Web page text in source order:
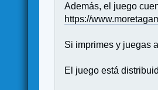
Además, el juego
https://
Si imprimes y juegas
El juego está